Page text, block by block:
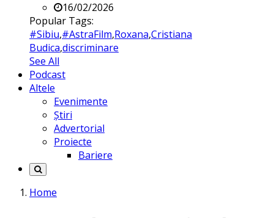
16/02/2026
Popular Tags:
#Sibiu,#AstraFilm,Roxana,Cristiana
Budica,discriminare
See All
Podcast
Altele
Evenimente
Știri
Advertorial
Proiecte
Bariere
Home